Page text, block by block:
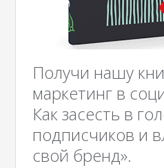
Получи нашу
маркетинг в
Как засесть в
подписчиков и
свой бренд».